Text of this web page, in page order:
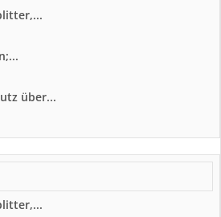
über...